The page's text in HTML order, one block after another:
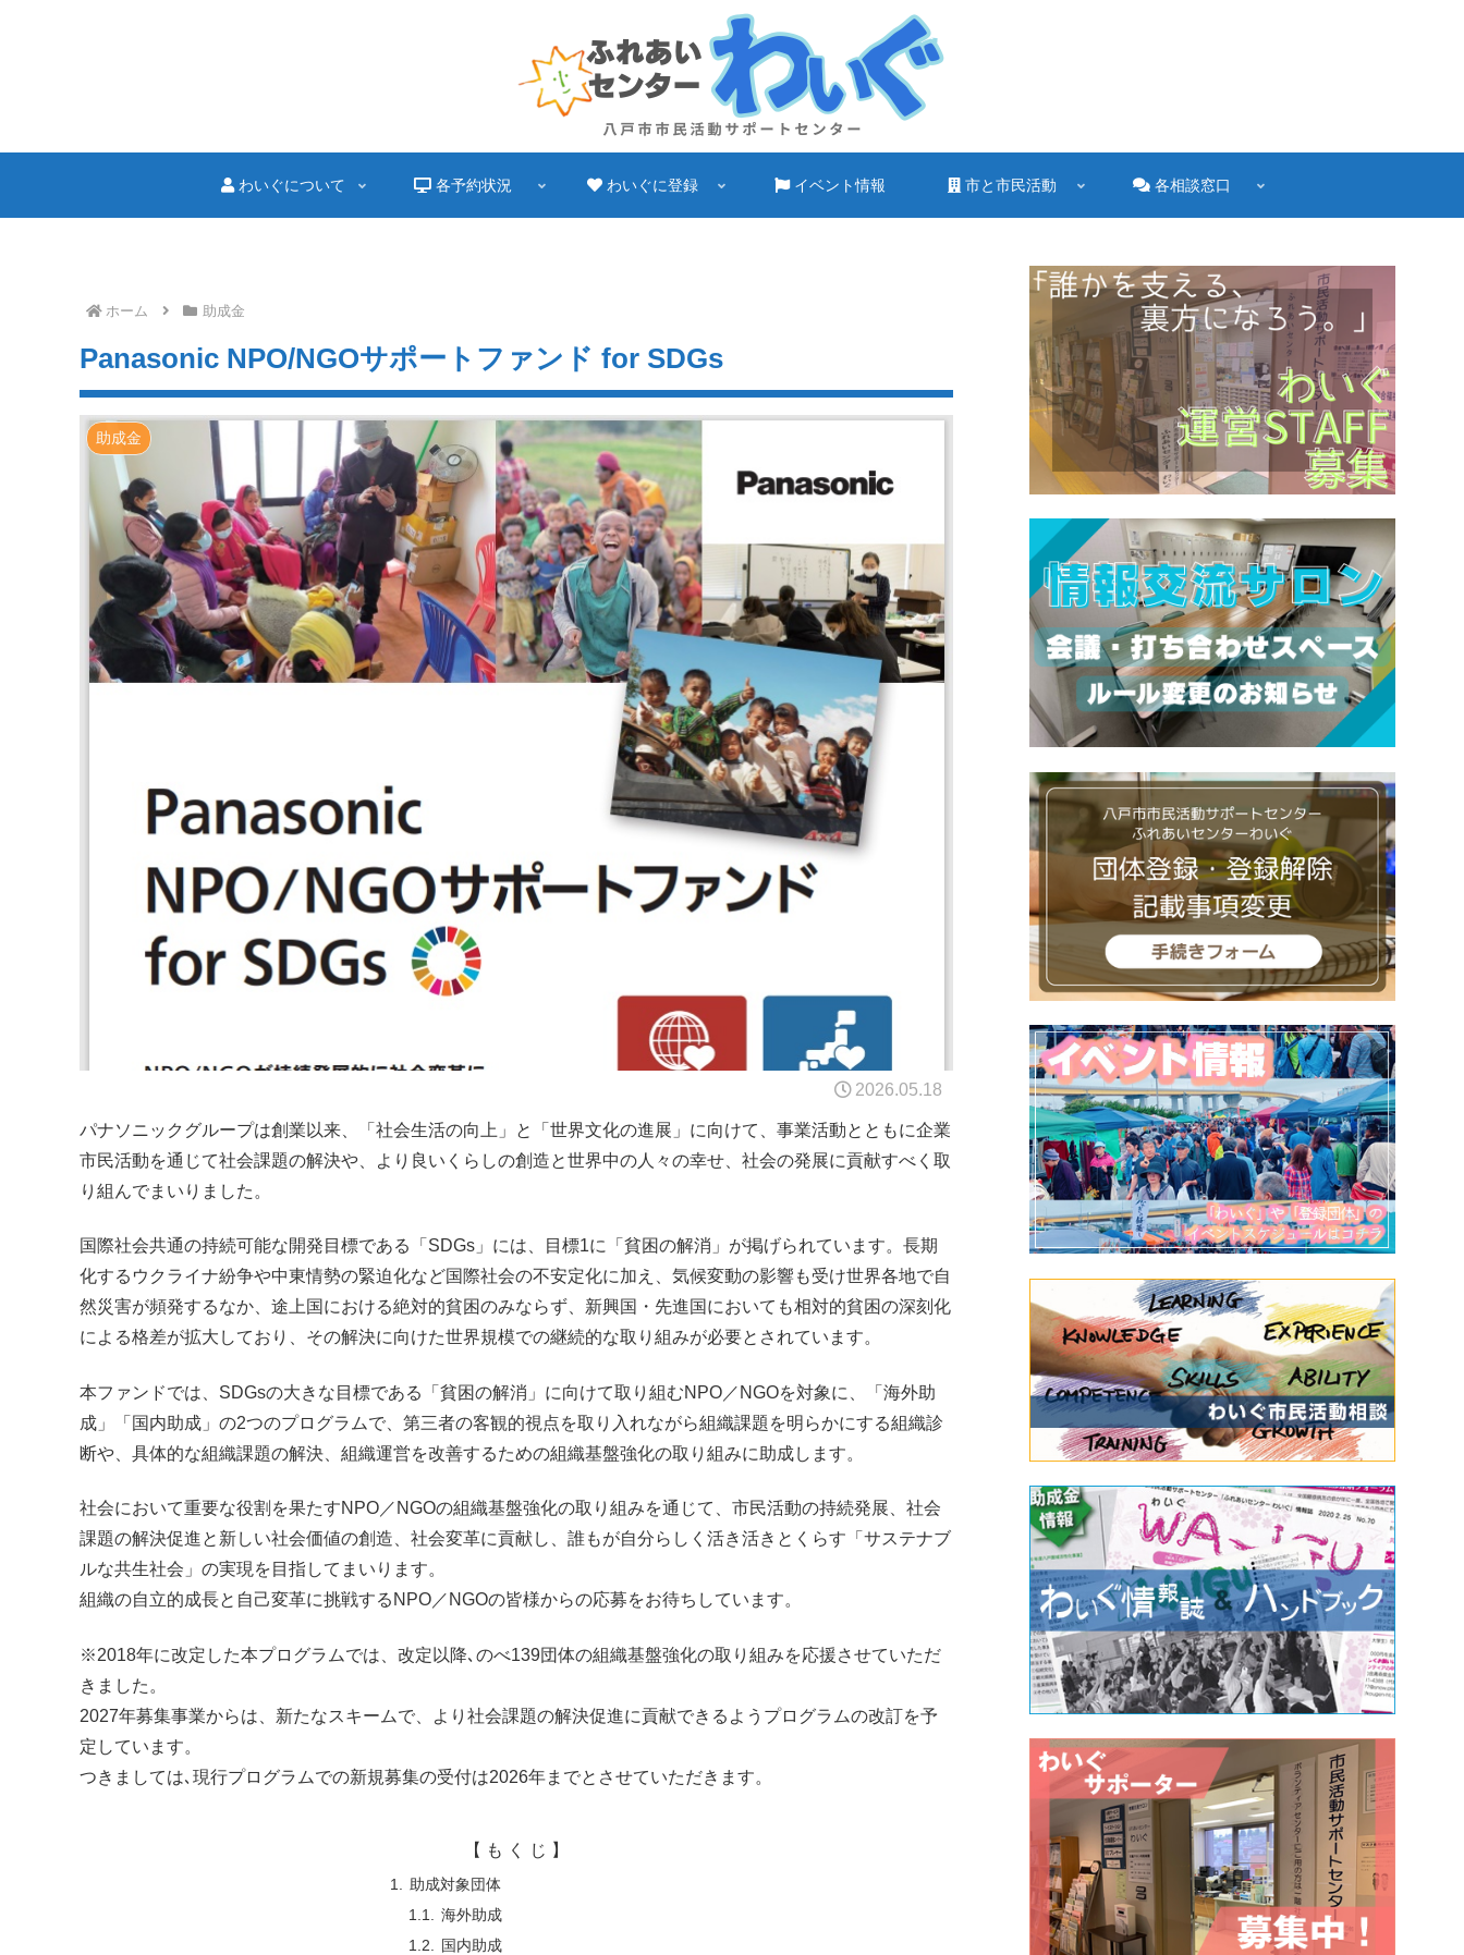
わいぐについて 各予約状況 わいぐに登録 イベント情報 市と市民活動 各相談窓口
ホーム 助成金
Panasonic NPO/NGOサポートファンド for SDGs
助成金
2026.05.18
パナソニックグループは創業以来、「社会生活の向上」と「世界文化の進展」に向けて、事業活動とともに企業
市民活動を通じて社会課題の解決や、より良いくらしの創造と世界中の人々の幸せ、社会の発展に貢献すべく取
り組んでまいりました。
国際社会共通の持続可能な開発目標である「SDGs」には、目標1に「貧困の解消」が掲げられています。長期
化するウクライナ紛争や中東情勢の緊迫化など国際社会の不安定化に加え、気候変動の影響も受け世界各地で自
然災害が頻発するなか、途上国における絶対的貧困のみならず、新興国・先進国においても相対的貧困の深刻化
による格差が拡大しており、その解決に向けた世界規模での継続的な取り組みが必要とされています。
本ファンドでは、SDGsの大きな目標である「貧困の解消」に向けて取り組むNPO／NGOを対象に、「海外助
成」「国内助成」の2つのプログラムで、第三者の客観的視点を取り入れながら組織課題を明らかにする組織診
断や、具体的な組織課題の解決、組織運営を改善するための組織基盤強化の取り組みに助成します。
社会において重要な役割を果たすNPO／NGOの組織基盤強化の取り組みを通じて、市民活動の持続発展、社会
課題の解決促進と新しい社会価値の創造、社会変革に貢献し、誰もが自分らしく活き活きとくらす「サステナブ
ルな共生社会」の実現を目指してまいります。
組織の自立的成長と自己変革に挑戦するNPO／NGOの皆様からの応募をお待ちしています。
※2018年に改定した本プログラムでは、改定以降､のべ139団体の組織基盤強化の取り組みを応援させていただ
きました。
2027年募集事業からは、新たなスキームで、より社会課題の解決促進に貢献できるようプログラムの改訂を予
定しています。
つきましては､現行プログラムでの新規募集の受付は2026年までとさせていただきます。
【 も く じ 】
助成対象団体
海外助成
国内助成